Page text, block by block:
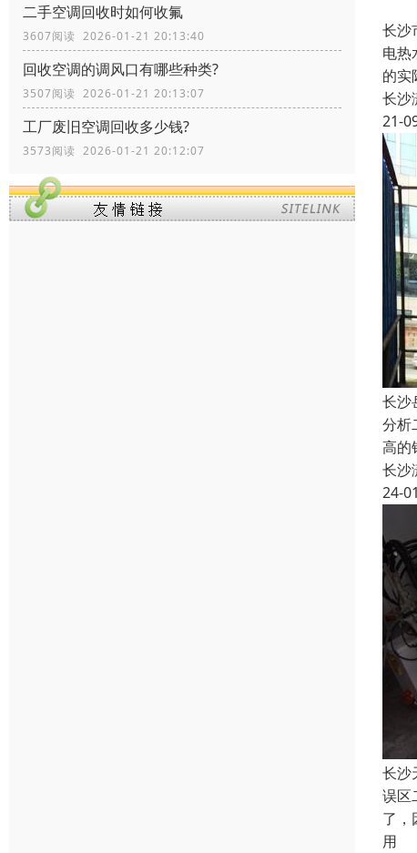
二手空调回收时如何收氟
3607阅读 2026-01-21 20:13:40
回收空调的调风口有哪些种类?
3507阅读 2026-01-21 20:13:07
工厂废旧空调回收多少钱?
3573阅读 2026-01-21 20:12:07
长沙
电热
的实
长沙
21-
长沙
分析
高的
长沙
24-
长沙
误区
了，
用